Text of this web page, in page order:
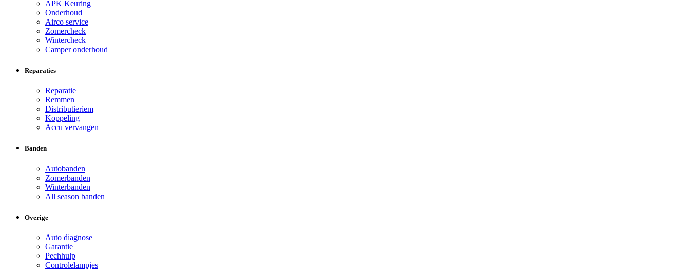
APK Keuring
Onderhoud
Airco service
Zomercheck
Wintercheck
Camper onderhoud
Reparaties
Reparatie
Remmen
Distributieriem
Koppeling
Accu vervangen
Banden
Autobanden
Zomerbanden
Winterbanden
All season banden
Overige
Auto diagnose
Garantie
Pechhulp
Controlelampjes